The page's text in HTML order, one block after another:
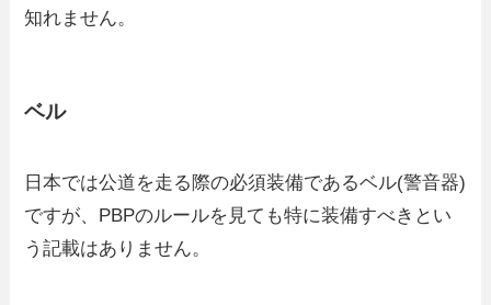
知れません。
ベル
日本では公道を走る際の必須装備であるベル(警音器)
ですが、PBPのルールを見ても特に装備すべきとい
う記載はありません。